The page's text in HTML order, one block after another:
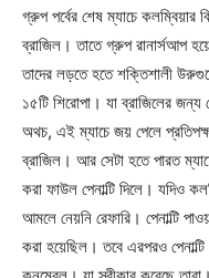
গ্রুপ পর্বের শেষ ম্যাচে কলম্বিয়ার
ব্রাজিল। তাতে গ্রুপ রানার্সআপ
তাদের লড়তে হতে শক্তিশালী
১৫টি শিরোপা। যা ব্রাজিলের জন্য
অথচ, এই ম্যাচে জয় পেলে প্রতিপক্ষ
ব্রাজিল। আর সেটা হতে পারত
করা ফাউল পেনাল্টি দিলে। যদিও
আমলে নেয়নি রেফারি। পেনাল্টি
করা হয়েছিল। তবে এরপরও